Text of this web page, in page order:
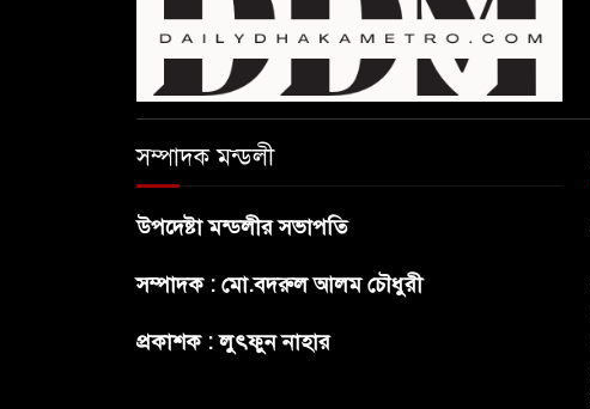
সম্পাদক মন্ডলী
উপদেষ্টা মন্ডলীর সভাপতি
সম্পাদক : মো.বদরুল আলম চৌধুরী
প্রকাশক : লুৎফুন নাহার